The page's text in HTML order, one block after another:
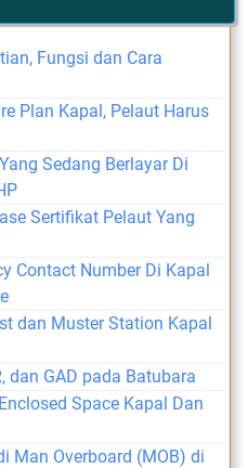
Fungsi dan Cara
Plan Kapal, Pelaut Harus
Sedang Berlayar Di
Sertifikat Pelaut Yang
Contact Number Di Kapal
dan Muster Station Kapal
dan GAD pada Batubara
Space Kapal Dan
Man Overboard (MOB) di